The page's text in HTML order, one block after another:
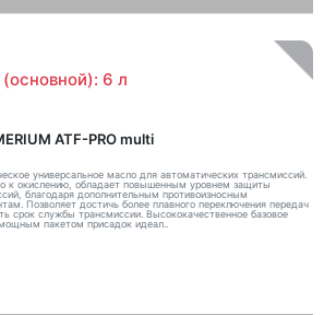
6 л
ATF-PRO multi
универсальное масло для автоматических трансмиссий.
к окислению, обладает повышенным уровнем защиты
благодаря дополнительным противоизносным
Позволяет достичь более плавного переключения передач
срок службы трансмиссии. Высококачественное базовое
пакетом присадок идеал..